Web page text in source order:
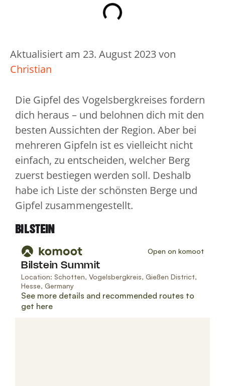
Aktualisiert am 23. August 2023 von
Christian
Die Gipfel des Vogelsbergkreises fordern
dich heraus – und belohnen dich mit den
besten Aussichten der Region. Aber bei
mehreren Gipfeln ist es vielleicht nicht
einfach, zu entscheiden, welcher Berg
zuerst bestiegen werden soll. Deshalb
habe ich Liste der schönsten Berge und
Gipfel zusammengestellt.
BILSTEIN